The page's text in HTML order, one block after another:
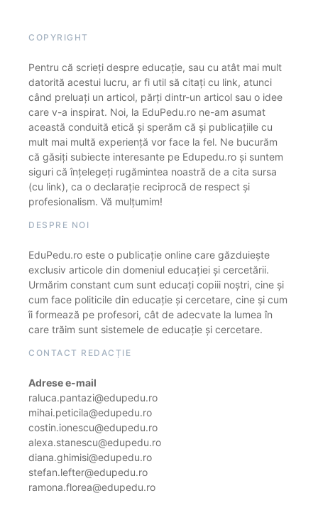
COPYRIGHT
Pentru că scrieți despre educație, sau cu atât mai mult
datorită acestui lucru, ar fi util să citați cu link, atunci
când preluați un articol, părți dintr-un articol sau o idee
care v-a inspirat. Noi, la EduPedu.ro ne-am asumat
această conduită etică și sperăm că și publicațiile cu
mult mai multă experiență vor face la fel. Ne bucurăm
că găsiți subiecte interesante pe Edupedu.ro și suntem
siguri că înțelegeți rugămintea noastră de a cita sursa
(cu link), ca o declarație reciprocă de respect și
profesionalism. Vă mulțumim!
DESPRE NOI
EduPedu.ro este o publicație online care găzduiește
exclusiv articole din domeniul educației și cercetării.
Urmărim constant cum sunt educați copiii noștri, cine și
cum face politicile din educație și cercetare, cine și cum
îi formează pe profesori, cât de adecvate la lumea în
care trăim sunt sistemele de educație și cercetare.
CONTACT REDACȚIE
Adrese e-mail
raluca.pantazi@edupedu.ro
mihai.peticila@edupedu.ro
costin.ionescu@edupedu.ro
alexa.stanescu@edupedu.ro
diana.ghimisi@edupedu.ro
stefan.lefter@edupedu.ro
ramona.florea@edupedu.ro